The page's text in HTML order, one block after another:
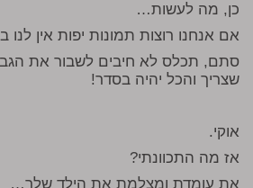
כן, מה לעשות…
אם אנחנו רוצות תמונות יפות אין לנו
סתם, תכלס לא חיבים לשבור את
שצריך והכל יהיה בסדר!
אוקי.
אז מה התכוונתי?
את עומדת ומצלמת את הילד שלך…